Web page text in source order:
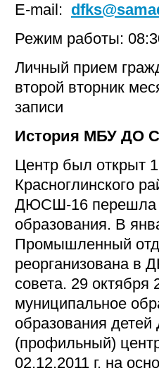
E-mail:
Режим работы:
Личный прием
второй вторник
записи
История МБУ ДО
Центр был открыт
Красноглинского
ДЮСШ-16 перешла в
образования. В
Промышленный
реорганизована в
совета. 29
муниципальное
образования детей
(профильный)
02.12.2011 г. на